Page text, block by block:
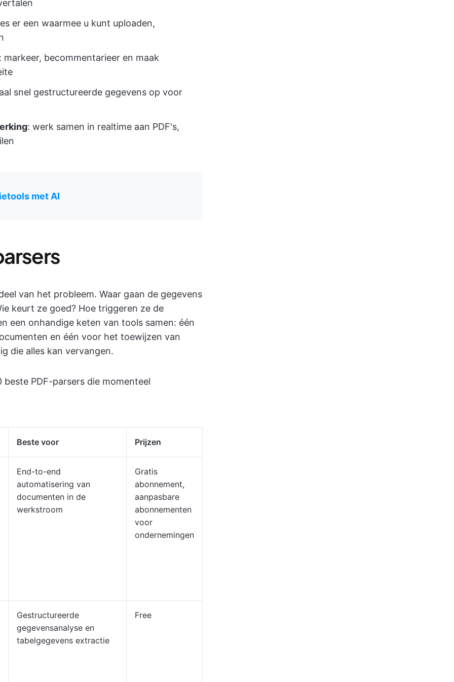
er een waarmee u kunt uploaden,
markeer, becommentarieer en maak
snel gestructureerde gegevens op voor
: werk samen in realtime aan PDF's,
met AI
van het probleem. Waar gaan de gegevens
keurt ze goed? Hoe triggeren ze de
een onhandige keten van tools samen: één
en één voor het toewijzen van
die alles kan vervangen.
PDF-parsers die momenteel
Beste voor Prijzen
End-to-end
automatisering van
documenten in de
werkstroom
Gratis
abonnement,
aanpasbare
abonnementen
voor
ondernemingen
Gestructureerde
gegevensanalyse en
tabelgegevens extractie
Free